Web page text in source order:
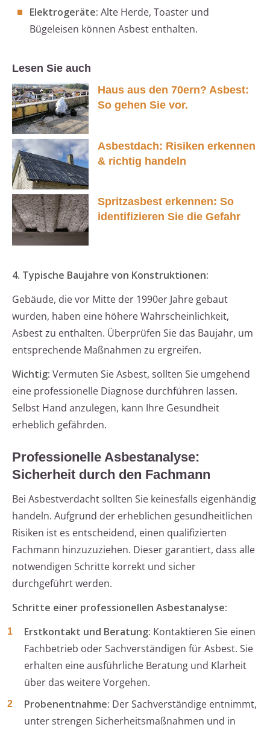
Elektrogeräte: Alte Herde, Toaster und
Bügeleisen können Asbest enthalten.
Lesen Sie auch
Haus aus den 70ern? Asbest:
So gehen Sie vor.
Asbestdach: Risiken erkennen
& richtig handeln
Spritzasbest erkennen: So
identifizieren Sie die Gefahr
4. Typische Baujahre von Konstruktionen:
Gebäude, die vor Mitte der 1990er Jahre gebaut
wurden, haben eine höhere Wahrscheinlichkeit,
Asbest zu enthalten. Überprüfen Sie das Baujahr, um
entsprechende Maßnahmen zu ergreifen.
Wichtig: Vermuten Sie Asbest, sollten Sie umgehend
eine professionelle Diagnose durchführen lassen.
Selbst Hand anzulegen, kann Ihre Gesundheit
erheblich gefährden.
Professionelle Asbestanalyse:
Sicherheit durch den Fachmann
Bei Asbestverdacht sollten Sie keinesfalls eigenhändig
handeln. Aufgrund der erheblichen gesundheitlichen
Risiken ist es entscheidend, einen qualifizierten
Fachmann hinzuzuziehen. Dieser garantiert, dass alle
notwendigen Schritte korrekt und sicher
durchgeführt werden.
Schritte einer professionellen Asbestanalyse:
Erstkontakt und Beratung: Kontaktieren Sie einen
Fachbetrieb oder Sachverständigen für Asbest. Sie
erhalten eine ausführliche Beratung und Klarheit
über das weitere Vorgehen.
Probenentnahme: Der Sachverständige entnimmt,
unter strengen Sicherheitsmaßnahmen und in